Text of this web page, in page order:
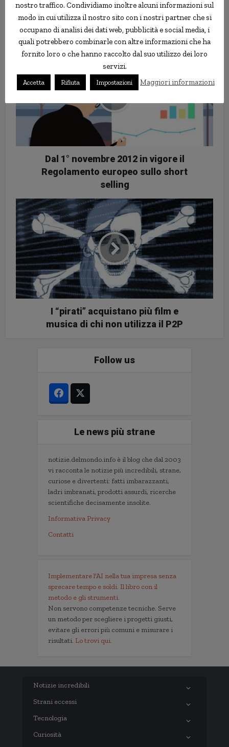
Daily Mail
Dal 1° novembre 2012 in vigore il
Regolamento europeo sullo short
selling
I “pirati” acquistano più film e
musica di chi non utilizza il P2P
Follow us
Le news più strane
notizie.delmondo.info è il blog che dal 2003
vi racconta le notizie più incredibili, strane,
curiose e divertenti: fatti imbarazzanti,
ladri imbranati, prodotti assurdi, ricerche
scientifiche decisamente insolite.
Informativa Privacy
Contatti
Implementare l'AI nella tua impresa senza
sprecare tempo e soldi. Il libro con il
metodo e gli strumenti.
Non servono competenze tecniche. Serve
un metodo per scegliere i progetti giusti,
evitare gli errori più comuni e misurare i
risultati. Lo trovi qui.
Notizie incredibili
Strani eccessi
Tecnologia
Curiosità
nostro traffico. Condividiamo inoltre alcuni informazioni sul
modo in cui utilizza il nostro sito con i nostri partner che si
occupano di analisi dei dati web, pubblicità e social media, i
quali potrebbero combinarle con altre informazioni che ha
fornito loro o che hanno raccolto dal suo utilizzo dei loro
servizi.
Accetta Rifiuta Impostazioni Maggiori informazioni